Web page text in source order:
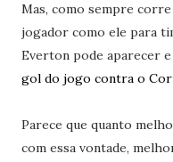
Mas, como sempre
jogador como ele para
Everton pode aparecer
gol do jogo contra o
Parece que quanto
com essa vontade,